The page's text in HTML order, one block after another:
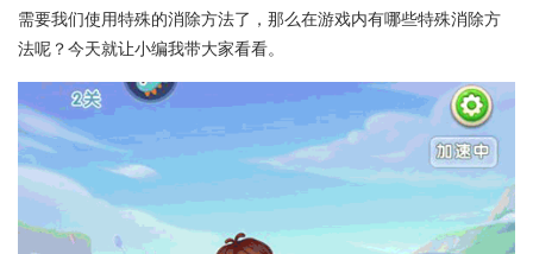
需要我们使用特殊的消除方法了，那么在游戏内有哪些特殊消除方
法呢？今天就让小编我带大家看看。